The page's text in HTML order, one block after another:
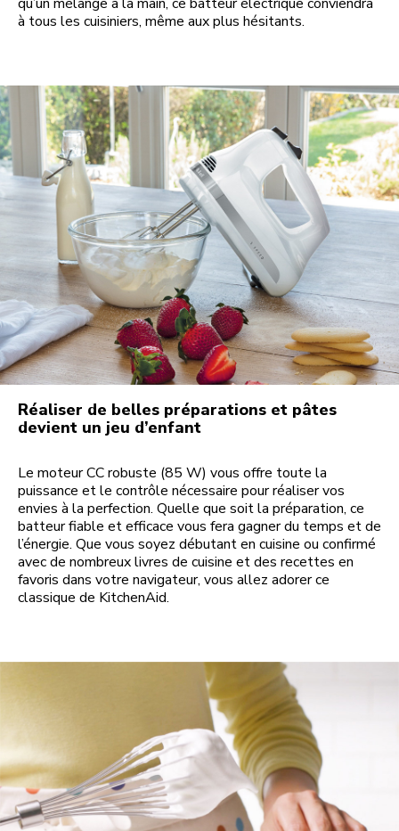
à tous les cuisiniers, même aux plus hésitants.
Réaliser de belles préparations et pâtes
devient un jeu d’enfant
Le moteur CC robuste (85 W) vous offre toute la
puissance et le contrôle nécessaire pour réaliser vos
envies à la perfection. Quelle que soit la préparation, ce
batteur fiable et efficace vous fera gagner du temps et de
l’énergie. Que vous soyez débutant en cuisine ou confirmé
avec de nombreux livres de cuisine et des recettes en
favoris dans votre navigateur, vous allez adorer ce
classique de KitchenAid.